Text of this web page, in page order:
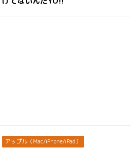
アップル（Mac/iPhone/iPad）